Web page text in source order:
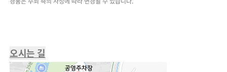
오시는 길